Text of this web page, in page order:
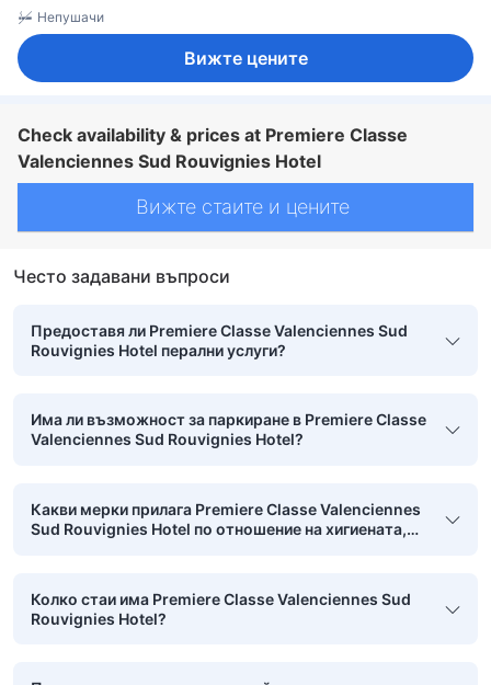
Непушачи
Вижте цените
Check availability & prices at Premiere Classe
Valenciennes Sud Rouvignies Hotel
Вижте стаите и цените
Често задавани въпроси
Предоставя ли Premiere Classe Valenciennes Sud
Rouvignies Hotel перални услуги?
Има ли възможност за паркиране в Premiere Classe
Valenciennes Sud Rouvignies Hotel?
Какви мерки прилага Premiere Classe Valenciennes
Sud Rouvignies Hotel по отношение на хигиената,
Колко стаи има Premiere Classe Valenciennes Sud
Rouvignies Hotel?